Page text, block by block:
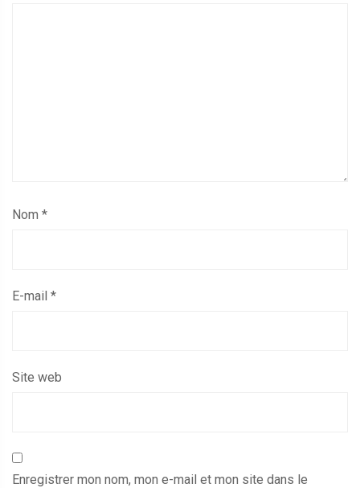
Nom *
E-mail *
Site web
Enregistrer mon nom, mon e-mail et mon site dans le